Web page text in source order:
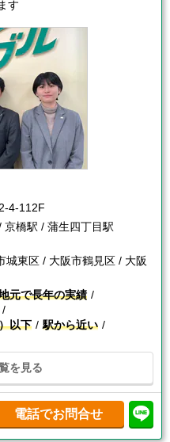
す
4-112F
橋駅 / 蒲生四丁目駅
城東区 / 大阪市鶴見区 / 大阪
元で長年の実績
以下
駅から近い
を見る
電話でお問合せ